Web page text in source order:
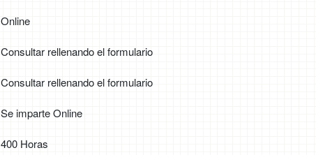
Online
Consultar rellenando el formulario
Consultar rellenando el formulario
Se imparte Online
400 Horas